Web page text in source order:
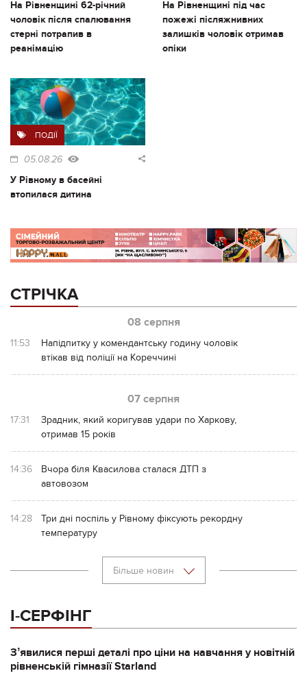
На Рівненщині 62-річний
чоловік після спалювання
стерні потрапив в
реанімацію
На Рівненщині під час
пожежі післяжнивних
залишків чоловік отримав
опіки
ПОДІЇ
05.08.26
У Рівному в басейні
втопилася дитина
СТРІЧКА
08 серпня
11:53
Напідпитку у комендантську годину чоловік
втікав від поліції на Кореччині
07 серпня
17:31
Зрадник, який коригував удари по Харкову,
отримав 15 років
14:36
Вчора біля Квасилова сталася ДТП з
автовозом
14:28
Три дні поспіль у Рівному фіксують рекордну
температуру
Більше новин
І-СЕРФІНГ
Зʼявилися перші деталі про ціни на навчання у новітній
рівненській гімназії Starland